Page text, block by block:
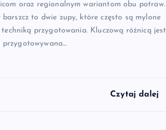
oraz regionalnym wariantom obu potraw.
to dwie zupy, które często są mylone
przygotowania. Kluczową różnicą jest
Czytaj dalej